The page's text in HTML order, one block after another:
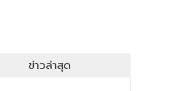
ข่าวล่าสุด